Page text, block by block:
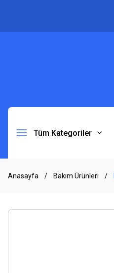
Tüm Kategoriler
Anasayfa Bakım Ürünleri